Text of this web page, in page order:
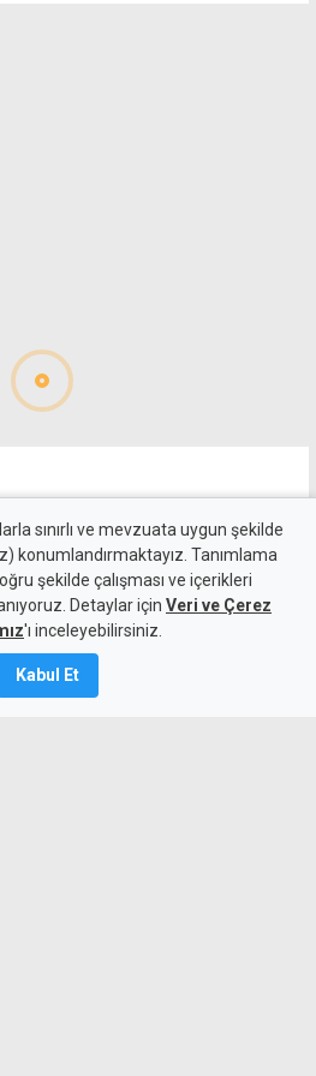
bazı
kaldırdı
sınırlı ve mevzuata uygun şekilde
konumlandırmaktayız. Tanımlama
şekilde çalışması ve içerikleri
Detaylar için Veri ve Çerez
'ı inceleyebilirsiniz.
Kabul Et